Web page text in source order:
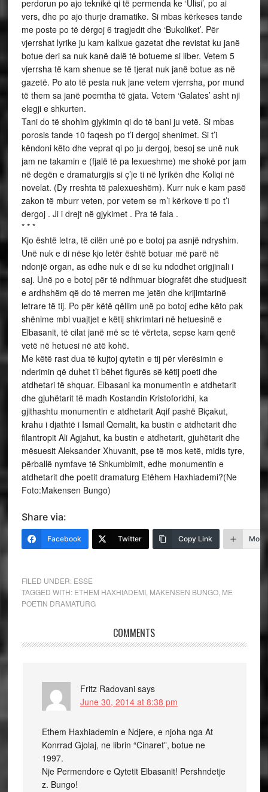
perdorun po ajo teknikë qi të permenda ke ‘Ulisi’, po ai
vers, dhe po ajo thurje dramatike. Si mbas kërkeses tande
me poste po të dërgoj 6 tragjedit dhe ‘Bukoliket’. Për
vjerrshat lyrike ju kam kallxue gazetat dhe revistat ku janë
botue deri sa nuk kanë dalë të botueme si liber. Vetem 5
vjerrsha të kam shenue se të tjerat nuk janë botue as në
gazetë. Po ato të pesta nuk jane vetem vjerrsha, por mund
të them sa janë poemtha të gjata. Vetem ‘Galates’ asht nji
elegji e shkurten.
Tani do të shohim gjykimin qi do të bani ju vetë. Si mbas
porosis tande 10 faqesh po t’i dergoj shenimet. Si t’i
këndoni këto dhe veprat qi po ju dergoj, besoj se unë nuk
jam ne takamin e (fjalë të pa lexueshme) me shokë por jam
në degën e dramaturgjis si ç’je ti në lyrikën dhe Koliqi në
novelat. (Dy rreshta të palexueshëm). Kurr nuk e kam pasë
zakon të mburr veten, por vetem se m’i kërkove ti po t’i
dergoj . Ji i drejt në gjykimet . Pra të fala .
* * *
Kjo është letra, të cilën unë po e botoj pa asnjë ndryshim.
Unë nuk e di nëse kjo letër është botuar më parë në
ndonjë organ, as edhe nuk e di se ku ndodhet origjinali i
saj. Unë po e botoj për të ndihmuar biografët dhe studjuesit
e ardhshëm që do të merren me jetën dhe krijimtarinë
letrare të tij. Po për këtë qëllim unë po botoj edhe këto pak
shënime mbi vuajtjet e këtij shkrimtari në hetuesinë e
Elbasanit, të cilat janë më se të vërteta, sepse kam qenë
vetë në hetuesi në atë kohë.
Me këtë rast dua të kujtoj qytetin e tij për vlerësimin e
nderimin që duhet t’i bëhet figurës së këtij poeti dhe
atdhetari të shquar. Elbasani ka monumentin e atdhetarit
dhe gjuhëtarit të madh Kostandin Kristoforidhi, ka
gjithashtu monumentin e atdhetarit Aqif pashë Biçakut,
krahu i djathtë i Ismail Qemalit, ka bustin e atdhetarit dhe
filantropit Ali Agjahut, ka bustin e atdhetarit, gjuhëtarit dhe
mësuesit Aleksander Xhuvanit, pse të mos ketë, midis tyre,
përballë nymfave të Shkumbimit, edhe monumentin e
atdhetarit dhe poetit dramaturg Etëhem Haxhiademi?(Ne
Foto:Makensen Bungo)
Share via:
Facebook Twitter Copy Link More
FILED UNDER: ESSE
TAGGED WITH: ETHEM HAXHIADEMI, MAKENSEN BUNGO, ME
POETIN DRAMATURG
COMMENTS
Fritz Radovani says
June 30, 2014 at 8:38 pm
Ethem Haxhiademin e Ndjere, e njoha nga At
Konrrad Gjolaj, ne librin “Cinaret”, botue ne
1997.
Nje Permendore e Qytetit Elbasanit! Pershndetje
z. Bungo!